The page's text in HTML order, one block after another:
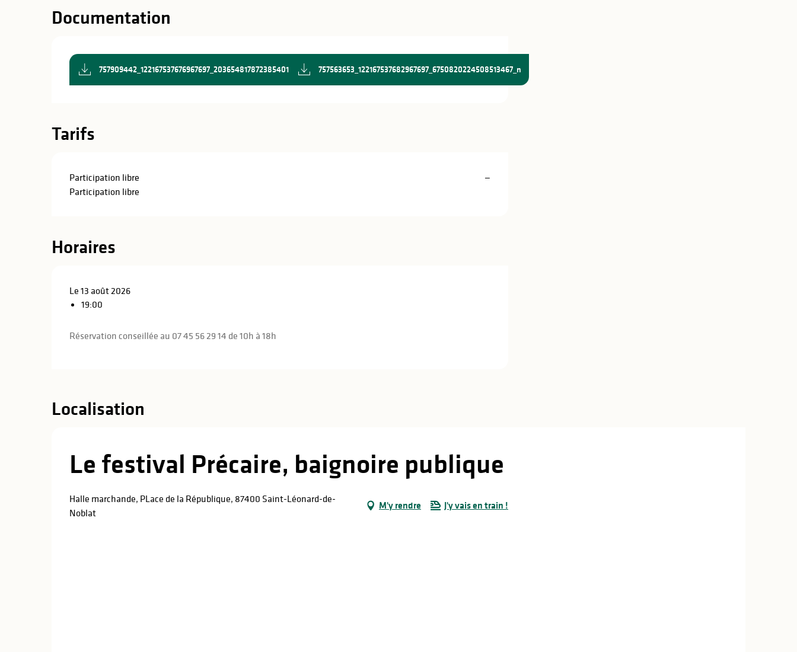
Documentation
757909442_122167537676967697_2036548178723854013_n 757563653_122167537682967697_6750820224508513467_n
Tarifs
Participation libre
—
Participation libre
Horaires
Le 13 août 2026
19:00
Réservation conseillée au 07 45 56 29 14 de 10h à 18h
Localisation
Le festival Précaire, baignoire publique
Halle marchande, PLace de la République, 87400 Saint-Léonard-de-
Noblat
M'y rendre J'y vais en train !